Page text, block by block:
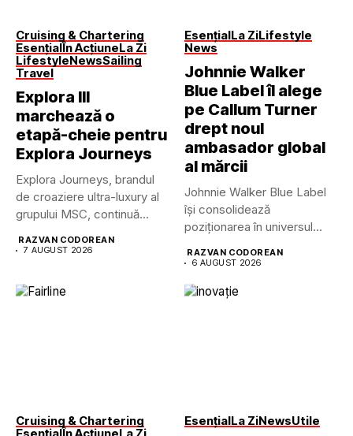
Cruising & Chartering
EsențialÎn AcțiuneLa Zi
LifestyleNewsSailing
Travel
Explora III
marchează o
etapă-cheie pentru
Explora Journeys
Explora Journeys, brandul
de croaziere ultra-luxury al
grupului MSC, continuă
RAZVAN CODOREAN
7 AUGUST 2026
EsențialLa ZiLifestyle
News
Johnnie Walker
Blue Label îl alege
pe Callum Turner
drept noul
ambasador global
al mărcii
Johnnie Walker Blue Label
își consolidează
poziționarea în universul
RAZVAN CODOREAN
6 AUGUST 2026
Cruising & Chartering
EsențialLa ZiNewsUtile